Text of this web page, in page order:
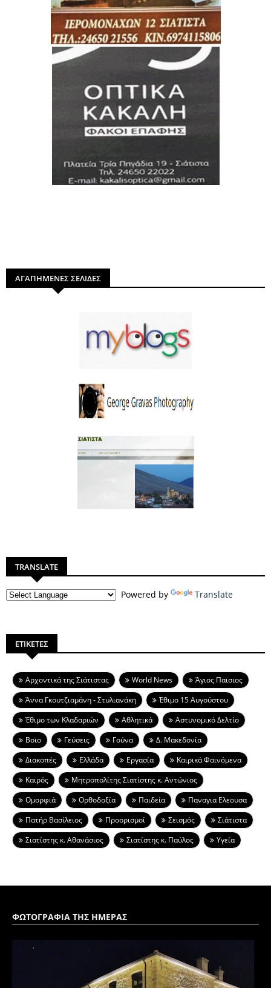
ΑΓΑΠΗΜΕΝΕΣ ΣΕΛΙΔΕΣ
TRANSLATE
Powered by Translate
ΕΤΙΚΕΤΕΣ
Aρχοντικά της Σιάτιστας World News
Άγιος Παϊσιος
Άννα Γκουτζιαμάνη - Στυλιανάκη
Έθιμο 15 Αυγούστου
Έθιμο των Κλαδαριών
Αθλητικά
Αστυνομικό Δελτίο
Βοϊο
Γεύσεις Γούνα
Δ. Μακεδονία
Διακοπές
Ελλάδα Εργασία
Καιρικά Φαινόμενα
Καιρός
Μητροπολίτης Σιατίστης κ. Αντώνιος
Ομορφιά
Ορθοδοξία Παιδεία
Παναγια Ελεουσα
Πατήρ Βασίλειος
Προορισμοί Σεισμός
Σιάτιστα
Σιατίστης κ. Αθανάσιος
Σιατίστης κ. Παύλος Υγεία
ΦΩΤΟΓΡΑΦΙΑ ΤΗΣ ΗΜΕΡΑΣ